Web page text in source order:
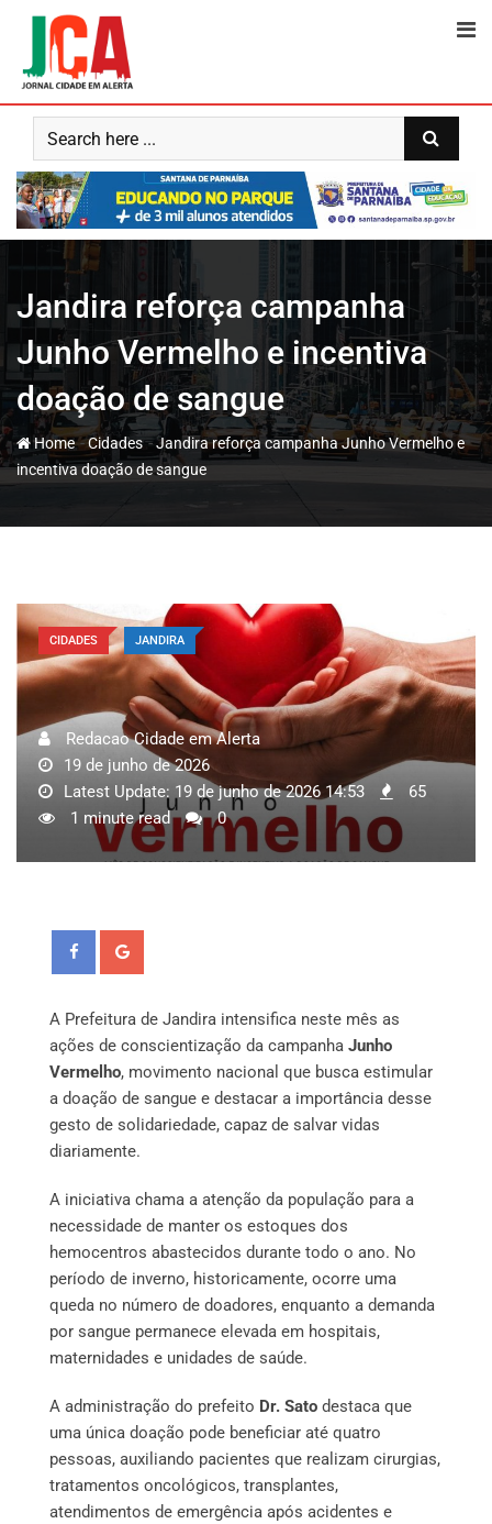
content
Jandira reforça campanha
Junho Vermelho e incentiva
doação de sangue
Home-Cidades-Jandira reforça campanha Junho Vermelho e
incentiva doação de sangue
CIDADES JANDIRA
Redacao Cidade em Alerta
19 de junho de 2026
Latest Update: 19 de junho de 2026 14:53
65
1 minute read
0
A Prefeitura de Jandira intensifica neste mês as
ações de conscientização da campanha Junho
Vermelho, movimento nacional que busca estimular
a doação de sangue e destacar a importância desse
gesto de solidariedade, capaz de salvar vidas
diariamente.
A iniciativa chama a atenção da população para a
necessidade de manter os estoques dos
hemocentros abastecidos durante todo o ano. No
período de inverno, historicamente, ocorre uma
queda no número de doadores, enquanto a demanda
por sangue permanece elevada em hospitais,
maternidades e unidades de saúde.
A administração do prefeito Dr. Sato destaca que
uma única doação pode beneficiar até quatro
pessoas, auxiliando pacientes que realizam cirurgias,
tratamentos oncológicos, transplantes,
atendimentos de emergência após acidentes e